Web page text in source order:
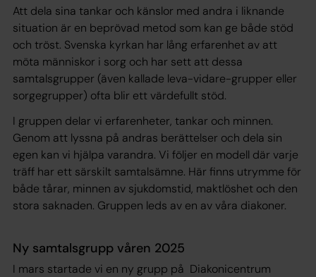
Att dela sina tankar och känslor med andra i liknande
situation är en beprövad metod som kan ge både stöd
och tröst. Svenska kyrkan har lång erfarenhet av att
möta människor i sorg och har sett att dessa
samtalsgrupper (även kallade leva-vidare-grupper eller
sorgegrupper) ofta blir ett värdefullt stöd.
I gruppen delar vi erfarenheter, tankar och minnen.
Genom att lyssna på andras berättelser och dela sin
egen kan vi hjälpa varandra. Vi följer en modell där varje
träff har ett särskilt samtalsämne. Här finns utrymme för
både tårar, minnen av sjukdomstid, maktlöshet och den
stora saknaden. Gruppen leds av en av våra diakoner.
Ny samtalsgrupp våren 2025
I mars startade vi en ny grupp på Diakonicentrum